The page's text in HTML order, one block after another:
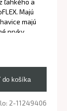
ľahkého a
Majú
majú
prvky.
2-11249406